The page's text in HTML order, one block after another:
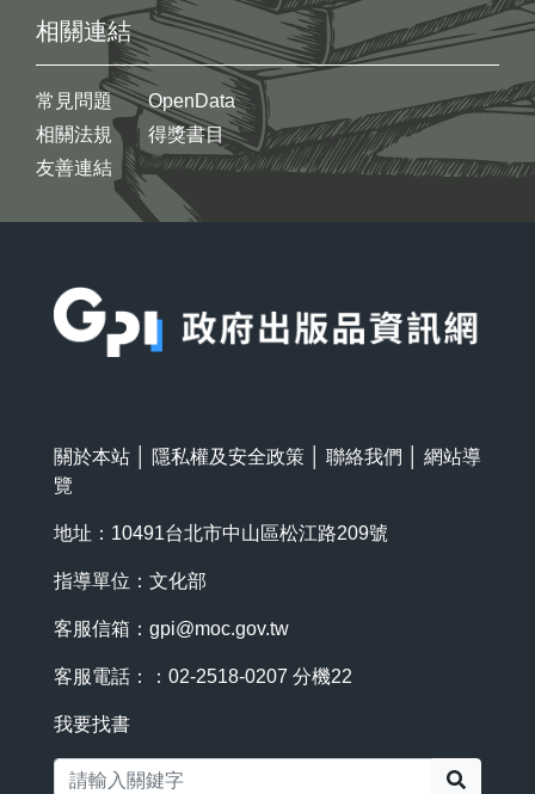
相關連結
常見問題
相關法規
友善連結
OpenData
得獎書目
關於本站 隱私權及安全政策 聯絡我們
網站導
覽
地址：10491台北市中山區松江路209號
指導單位：文化部
客服信箱： gpi@moc.gov.tw
客服電話：：02-2518-0207 分機22
我要找書